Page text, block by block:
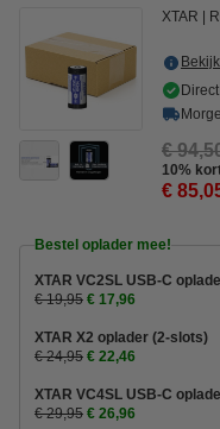
XTAR
€
10%
€
Bestel oplader mee!
XTAR VC2SL USB-C
€ 19,95 € 17,96
XTAR X2 oplader (2-slots)
€ 24,95 € 22,46
XTAR VC4SL USB-C
€ 29,95 € 26,96